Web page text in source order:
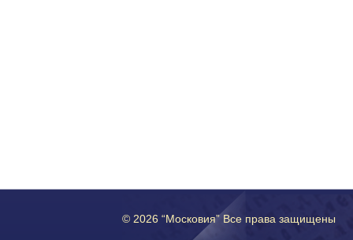
© 2026 “Московия” Все права защищены